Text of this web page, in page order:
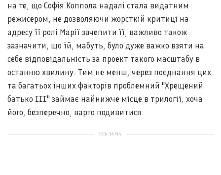
на те, що Софія Коппола надалі стала видатним
режисером, не дозволяючи жорсткій критиці на
адресу її ролі Марії зачепити її, важливо також
зазначити, що їй, мабуть, було дуже важко взяти на
себе відповідальність за проект такого масштабу в
останню хвилину. Тим не менш, через поєднання цих
та багатьох інших факторів проблемний "Хрещений
батько III" займає найнижче місце в трилогії, хоча
його, безперечно, варто подивитися.
РЕКЛАМА